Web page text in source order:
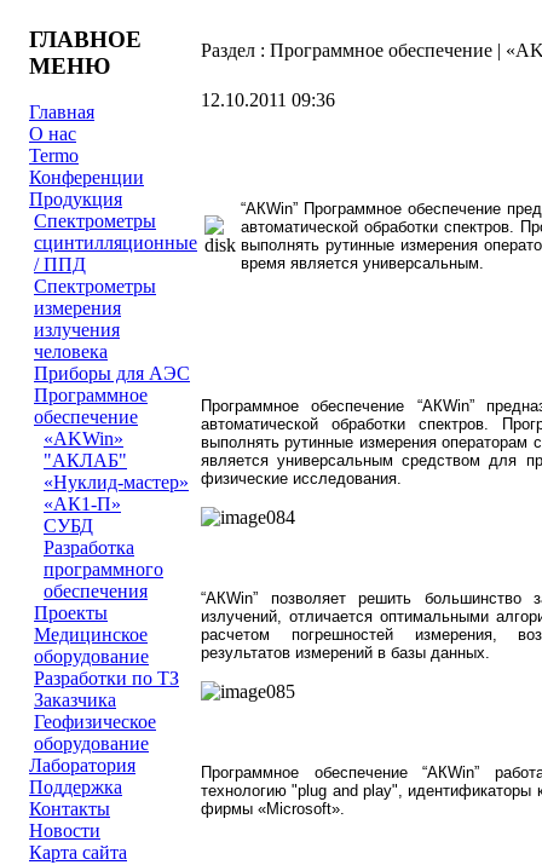
ГЛАВНОЕ
МЕНЮ
Главная
О нас
Termo
Конференции
Продукция
Cпектрометры
сцинтилляционные
/ ППД
Cпектрометры
измерения
излучения
человека
Приборы для АЭС
Программное
обеспечение
«AKWin»
"АКЛАБ"
«Нуклид-мастер»
«АК1-П»
СУБД
Разработка
программного
обеспечения
Проeкты
Медицинское
оборудование
Разработки по ТЗ
Заказчика
Геофизическое
оборудование
Лаборатория
Поддержка
Контакты
Новости
Карта сайта
Раздел : Программное обеспечение |
12.10.2011 09:36
“АКWin” Программное обеспечение
автоматической обработки спектров.
выполнять рутинные измерения
время является универсальным.
Программное обеспечение “АКWin”
автоматической обработки спектров.
выполнять рутинные измерения операторам
является универсальным средством для
физические исследования.
“АКWin” позволяет решить большинство
излучений, отличается оптимальными
расчетом погрешностей измерения,
результатов измерений в базы данных.
Программное обеспечение “АКWin”
технологию "plug and play",
фирмы «Microsoft».